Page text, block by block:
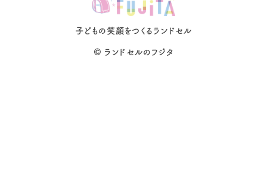
子どもの笑顔をつくるランドセル
© ランドセルのフジタ